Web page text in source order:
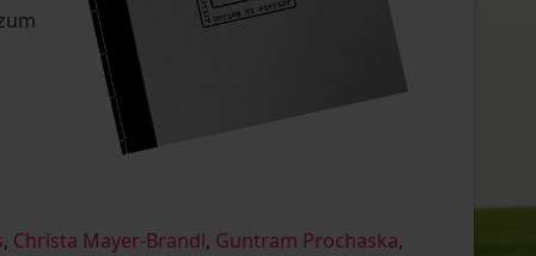
, Christa Mayer-Brandl, Guntram Prochaska,